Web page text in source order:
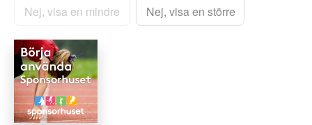
Nej, visa en mindre Nej, visa en större